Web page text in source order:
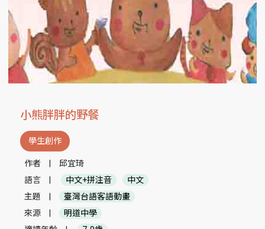
小熊胖胖的野餐
學生創作
作者
邱宜琦
語言
中文+拼注音
中文
主題
臺灣台語客語動畫
來源
明道中學